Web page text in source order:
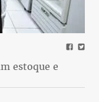
estoque e